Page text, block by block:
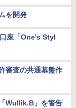
を開発
座「One's Styl
審査の共通基盤作
Wullik.B」を警告